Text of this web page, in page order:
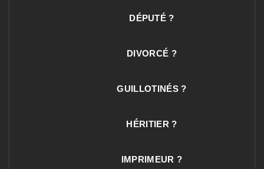
DÉPUTÉ ?
DIVORCÉ ?
GUILLOTINÉS ?
HÉRITIER ?
IMPRIMEUR ?